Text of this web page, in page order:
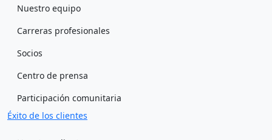
Nuestro equipo
Carreras profesionales
Socios
Centro de prensa
Participación comunitaria
Éxito de los clientes